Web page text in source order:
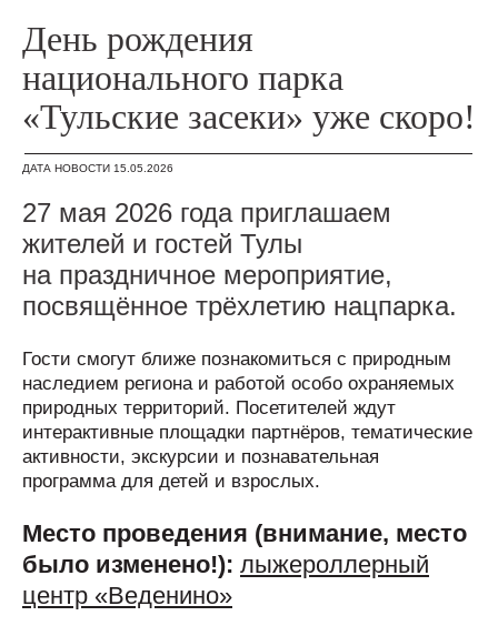
День рождения
национального парка
«Тульские засеки» уже скоро!
ДАТА НОВОСТИ 15.05.2026
27 мая 2026 года приглашаем
жителей и гостей Тулы
на праздничное мероприятие,
посвящённое трёхлетию нацпарка.
Гости смогут ближе познакомиться с природным
наследием региона и работой особо охраняемых
природных территорий. Посетителей ждут
интерактивные площадки партнёров, тематические
активности, экскурсии и познавательная
программа для детей и взрослых.
Место проведения (внимание, место
было изменено!): лыжероллерный
центр «Веденино»